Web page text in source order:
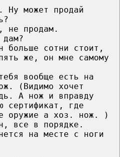
может продай
не продам.
больше сотни стоит,
же, он мне самому
вообще есть на
(Видимо хочет
А нож и вправду
сертификат, где
оружие а хоз. нож. )
все в порядке.
на месте с ноги